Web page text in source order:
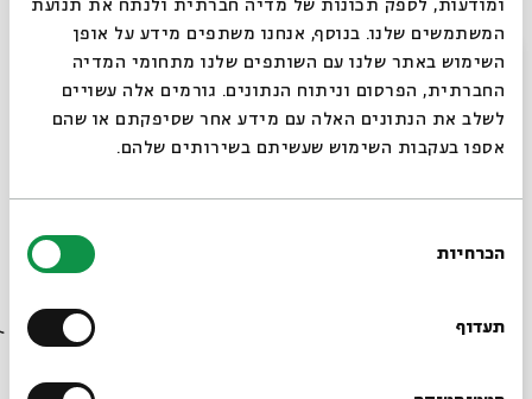
ומודעות, לספק תכונות של מדיה חברתית ולנתח את תנועת
המשתמשים שלנו. בנוסף, אנחנו משתפים מידע על אופן
השימוש באתר שלנו עם השותפים שלנו מתחומי המדיה
החברתית, הפרסום וניתוח הנתונים. גורמים אלה עשויים
לשלב את הנתונים האלה עם מידע אחר שסיפקתם או שהם
אספו בעקבות השימוש שעשיתם בשירותים שלהם.
הסכמה
הכרחיות
תעדוף
הצדקת פרצות
סגור